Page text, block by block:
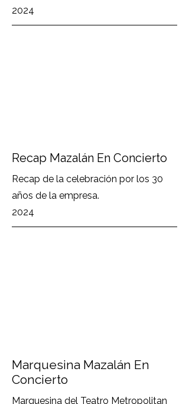
2024
Recap Mazalán En Concierto
Recap de la celebración por los 30
años de la empresa.
2024
Marquesina Mazalán En
Concierto
Marquesina del Teatro Metropolitan